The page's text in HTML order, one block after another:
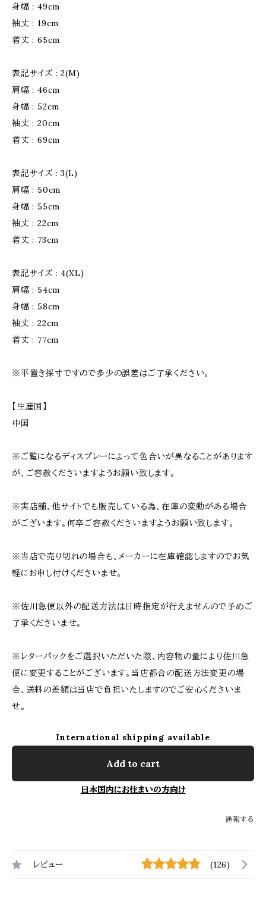
身幅 : 49cm
袖丈 : 19cm
着丈 : 65cm
表記サイズ : 2(M)
肩幅 : 46cm
身幅 : 52cm
袖丈 : 20cm
着丈 : 69cm
表記サイズ : 3(L)
肩幅 : 50cm
身幅 : 55cm
袖丈 : 22cm
着丈 : 73cm
表記サイズ : 4(XL)
肩幅 : 54cm
身幅 : 58cm
袖丈 : 22cm
着丈 : 77cm
※平置き採寸ですので多少の誤差はご了承ください。
【生産国】
中国
※ご覧になるディスプレーによって色合いが異なることがあります
が、ご容赦くださいますようお願い致します。
※実店舗、他サイトでも販売している為、在庫の変動がある場合
がございます。何卒ご容赦くださいますようお願い致します。
※当店で売り切れの場合も、メーカーに在庫確認しますのでお気
軽にお申し付けくださいませ。
※佐川急便以外の配送方法は日時指定が行えませんので予めご
了承くださいませ。
※レターパックをご選択いただいた際、内容物の量により佐川急
便に変更することがございます。当店都合の配送方法変更の場
合、送料の差額は当店で負担いたしますのでご安心くださいま
せ。
International shipping available
Add to cart
日本国内にお住まいの方向け
通報する
レビュー (126)